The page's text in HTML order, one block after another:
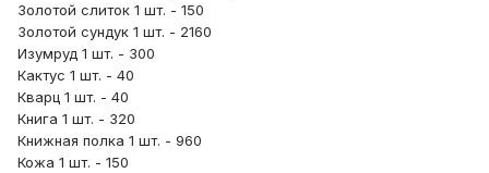
Золотой слиток 1 шт. - 150
Золотой сундук 1 шт. - 2160
Изумруд 1 шт. - 300
Кактус 1 шт. - 40
Кварц 1 шт. - 40
Книга 1 шт. - 320
Книжная полка 1 шт. - 960
Кожа 1 шт. - 150